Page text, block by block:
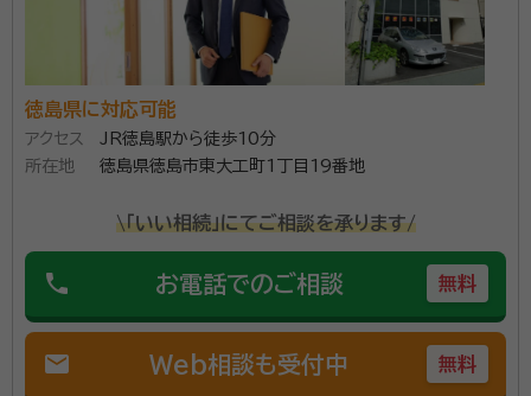
徳島県に対応可能
アクセス
JR徳島駅から徒歩10分
所在地
徳島県徳島市東大工町1丁目19番地
\「いい相続」にてご相談を承ります/
phone お電話でのご相談 無料
mail Web相談も受付中 無料